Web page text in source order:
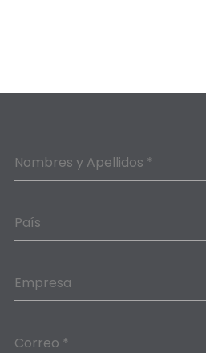
Nombres y Apellidos *
País
Empresa
Correo *